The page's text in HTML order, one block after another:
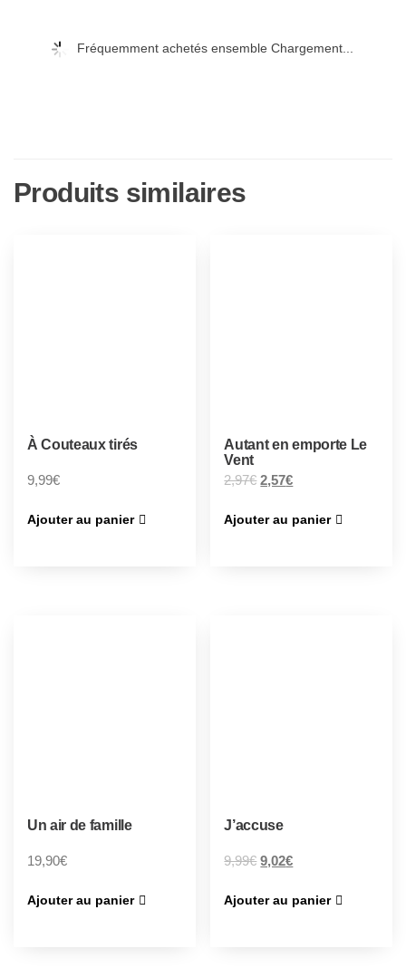
Fréquemment achetés ensemble Chargement...
Produits similaires
À Couteaux tirés
9,99€
Ajouter au panier
Autant en emporte Le
Vent
2,97€ 2,57€
Ajouter au panier
Un air de famille
19,90€
Ajouter au panier
J’accuse
9,99€ 9,02€
Ajouter au panier